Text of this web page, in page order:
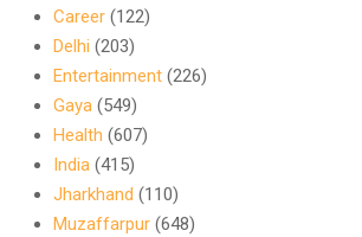
Career (122)
Delhi (203)
Entertainment (226)
Gaya (549)
Health (607)
India (415)
Jharkhand (110)
Muzaffarpur (648)